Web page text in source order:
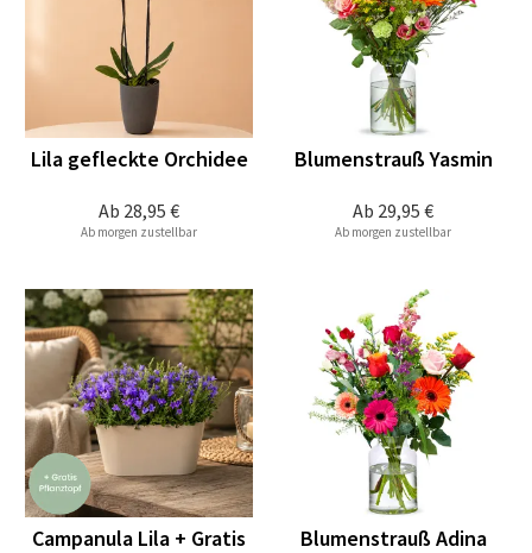
Ab 28,95 €
Lila gefleckte Orchidee
Ab morgen zustellbar
Ab 29,95 €
Blumenstrauß Yasmin
Ab morgen zustellbar
Campanula Lila + Gratis
Blumenstrauß Adina